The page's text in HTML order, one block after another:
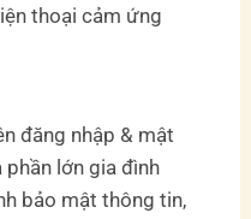
thoại cảm ứng
đăng nhập & mật
phần lớn gia đình
bảo mật thông tin,